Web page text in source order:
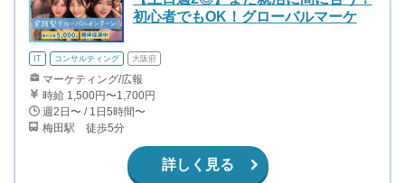
初心者でもOK！グローバルマーケ
IT コンサルティング 大阪府
マーケティング/広報
時給 1,500円〜1,700円
週2日〜 / 1日5時間〜
梅田駅 徒歩5分
詳しく見る